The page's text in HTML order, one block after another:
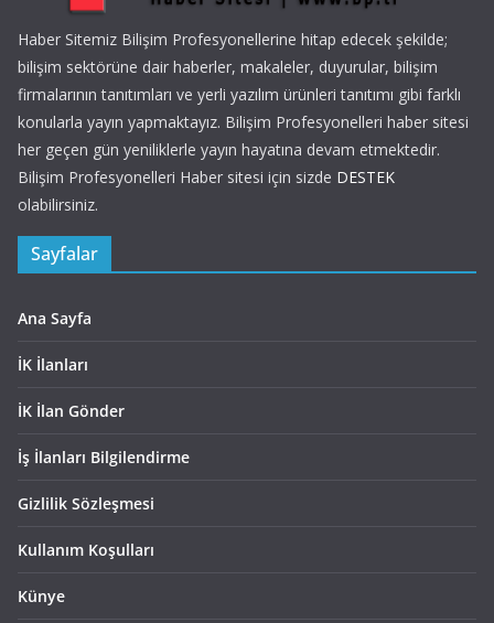
Haber Sitemiz Bilişim Profesyonellerine hitap edecek şekilde;
bilişim sektörüne dair haberler, makaleler, duyurular, bilişim
firmalarının tanıtımları ve yerli yazılım ürünleri tanıtımı gibi farklı
konularla yayın yapmaktayız. Bilişim Profesyonelleri haber sitesi
her geçen gün yeniliklerle yayın hayatına devam etmektedir.
Bilişim Profesyonelleri Haber sitesi için sizde DESTEK
olabilirsiniz.
Sayfalar
Ana Sayfa
İK İlanları
İK İlan Gönder
İş İlanları Bilgilendirme
Gizlilik Sözleşmesi
Kullanım Koşulları
Künye